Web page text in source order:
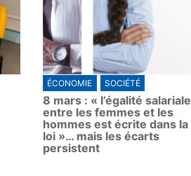
ÉCONOMIE SOCIÉTÉ
8 mars : « l’égalité salariale
entre les femmes et les
hommes est écrite dans la
loi »… mais les écarts
persistent